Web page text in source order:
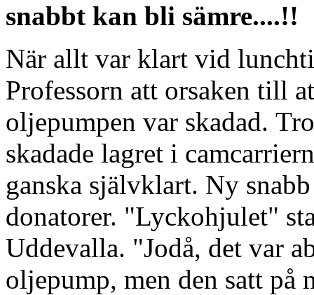
snabbt kan bli sämre....!!
När allt var klart vid
Professorn att orsaken till
oljepumpen var skadad.
skadade lagret i
ganska självklart. Ny
donatorer. "Lyckohjulet"
Uddevalla. "Jodå, det var
oljepump, men den satt